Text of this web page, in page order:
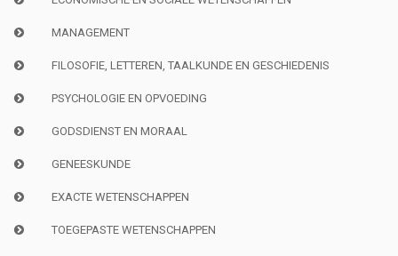
MANAGEMENT
FILOSOFIE, LETTEREN, TAALKUNDE EN GESCHIEDENIS
PSYCHOLOGIE EN OPVOEDING
GODSDIENST EN MORAAL
GENEESKUNDE
EXACTE WETENSCHAPPEN
TOEGEPASTE WETENSCHAPPEN